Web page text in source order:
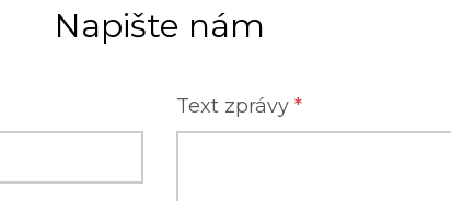
Napište nám
Text zprávy *